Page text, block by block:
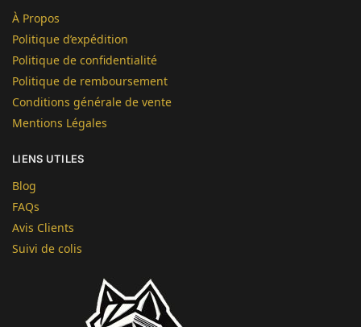
À Propos
Politique d’expédition
Politique de confidentialité
Politique de remboursement
Conditions générale de vente
Mentions Légales
LIENS UTILES
Blog
FAQs
Avis Clients
Suivi de colis